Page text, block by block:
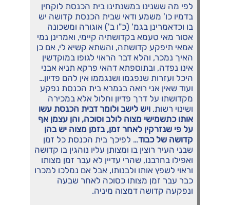
לפי מה ששנינו במשנתינו בית הכנסת לוקחין
בדמיו כו' משמע ודאי שבית הכנסת קדושה יש
בו וכדאמרינן בגמ' (כ"ו ב') אוגורה ומשכונה
אסור מאי טעמא בקדושתיה קיימי, ואמרינן נמי
אמאי תיפקע קדושתה, והשתא קשיא לי, אם כן
האיך נמכר, והלא דבר הראוי לגופו במוקדשין
אינו נפדה, ובתוספתא דהאי פרקא תניא אבני
היכל ועזרות שנפגמו ושנגממו אין להם פדיון…
ועוד שאין אני רואה בגמרא בית הכנסת נפקע
מקדושתו על דרך פדיון וחלול אלא במכירה
ושינוי רשות. ויש לישב ולומר דבית הכנסת עשו
אותו כתשמישי מצוה לולב וסוכה, והן עצמן אף
על פי שנזרקין לאחר זמן, בזמן מצוה יש בהן
קדושה של כבוד… לפיכך בית הכנסת כל זמן
שבני העיר רוצין בו ומצותן עליו נוהגין בו קדושה
ואפילו בחרבנו, שהרי עדיין לא עבר זמן מצותו
וראוי לשפץ אותו ולבנותו, אבל אם נמלכו למכרו
כבר עבר זמן מצותו כסוכה לאחר שבעה
ונפקעה קדושה דמצוה מיניה.